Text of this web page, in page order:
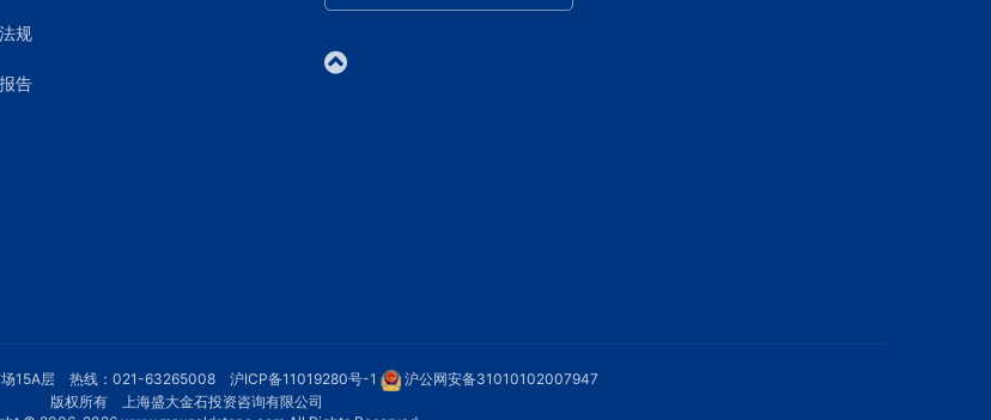
规
告
场15A层 热线：021-63265008 沪ICP备11019280号-1
沪公网安备31010102007947
版权所有 上海盛大金石投资咨询有限公司